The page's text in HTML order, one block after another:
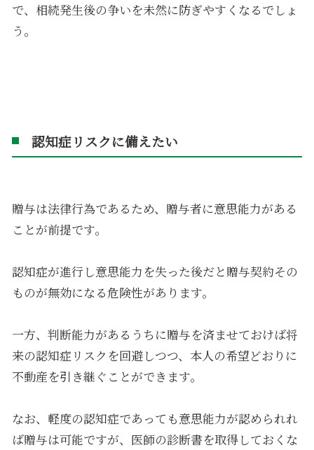
で、相続発生後の争いを未然に防ぎやすくなるでしょ
う。
認知症リスクに備えたい
贈与は法律行為であるため、贈与者に意思能力がある
ことが前提です。
認知症が進行し意思能力を失った後だと贈与契約その
ものが無効になる危険性があります。
一方、判断能力があるうちに贈与を済ませておけば将
来の認知症リスクを回避しつつ、本人の希望どおりに
不動産を引き継ぐことができます。
なお、軽度の認知症であっても意思能力が認められれ
ば贈与は可能ですが、医師の診断書を取得しておくな